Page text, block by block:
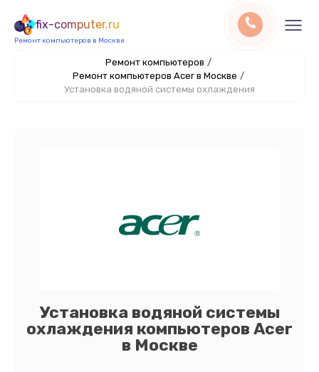
fix-computer.ru
Ремонт компьютеров в Москве
Ремонт компьютеров /
Ремонт компьютеров Acer в Москве /
Установка водяной системы охлаждения
Установка водяной системы
охлаждения компьютеров Acer
в Москве